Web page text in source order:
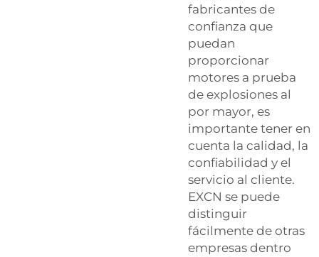
fabricantes de
confianza que
puedan
proporcionar
motores a prueba
de explosiones al
por mayor, es
importante tener en
cuenta la calidad, la
confiabilidad y el
servicio al cliente.
EXCN se puede
distinguir
fácilmente de otras
empresas dentro